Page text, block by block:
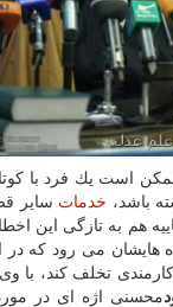
است یك فرد با
باشد، خدمات سایر
هم به تازگی این
می رود كه در
تخلف كند، با
محسنی اژه ای در